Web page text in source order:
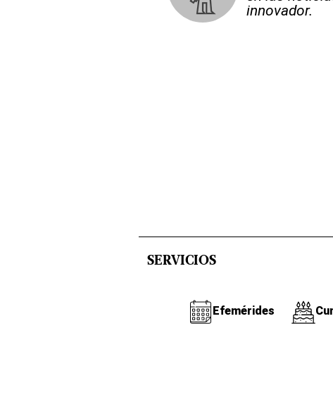
innovador.
SERVICIOS
Efemérides